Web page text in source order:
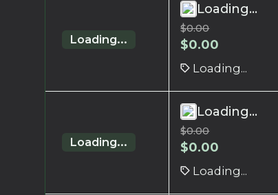
Loading...
Loading...
$0.00
$0.00
Loading...
Loading...
Loading...
$0.00
$0.00
Loading...